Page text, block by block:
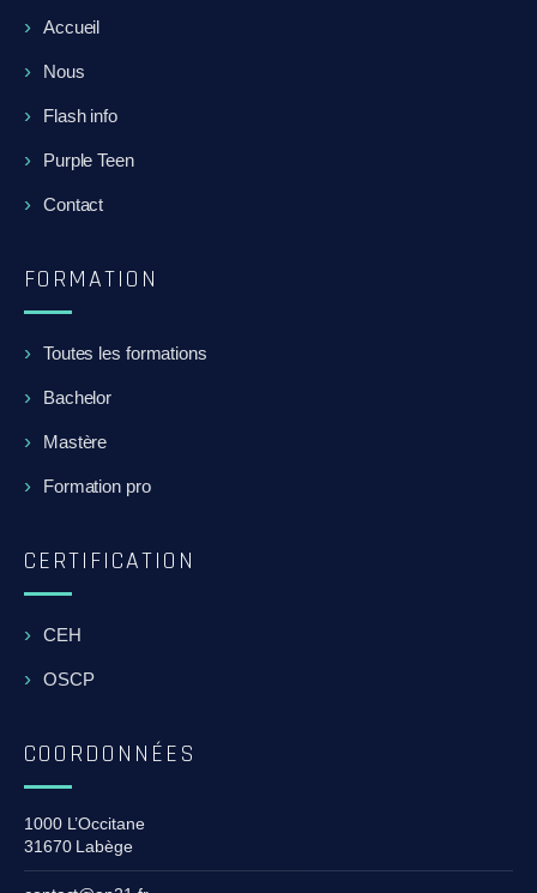
Accueil
Nous
Flash info
Purple Teen
Contact
FORMATION
Toutes les formations
Bachelor
Mastère
Formation pro
CERTIFICATION
CEH
OSCP
COORDONNÉES
1000 L’Occitane
31670 Labège